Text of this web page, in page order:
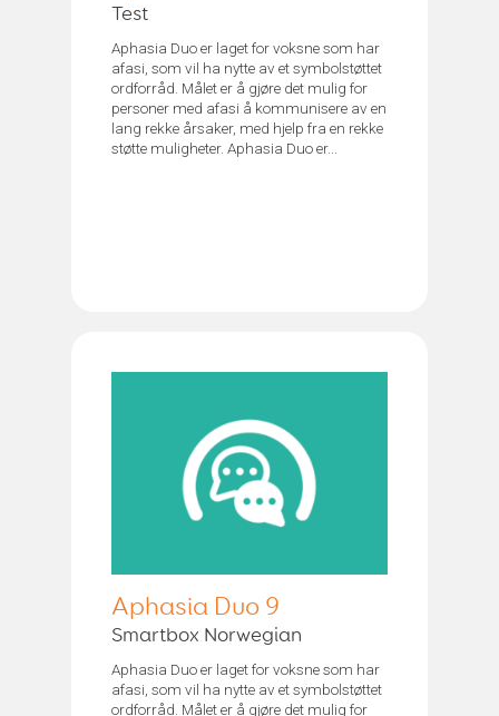
Test
Aphasia Duo er laget for voksne som har
afasi, som vil ha nytte av et symbolstøttet
ordforråd. Målet er å gjøre det mulig for
personer med afasi å kommunisere av en
lang rekke årsaker, med hjelp fra en rekke
støtte muligheter. Aphasia Duo er...
Aphasia Duo 9
Smartbox Norwegian
Aphasia Duo er laget for voksne som har
afasi, som vil ha nytte av et symbolstøttet
ordforråd. Målet er å gjøre det mulig for